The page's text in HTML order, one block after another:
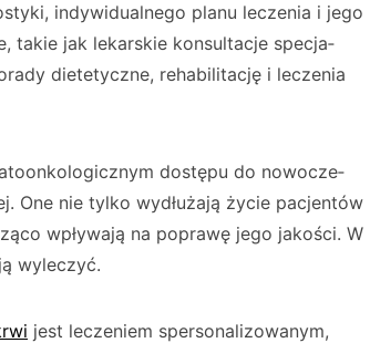
indywidualnego planu leczenia i jego
takie jak lekarskie konsultacje specja­
dietetyczne, rehabilitację i leczenia
dostępu do nowocze­
One nie tylko wydłużają życie pacjentów
wpływają na poprawę jego jakości. W
wy­leczyć.
jest leczeniem spersonalizowanym,